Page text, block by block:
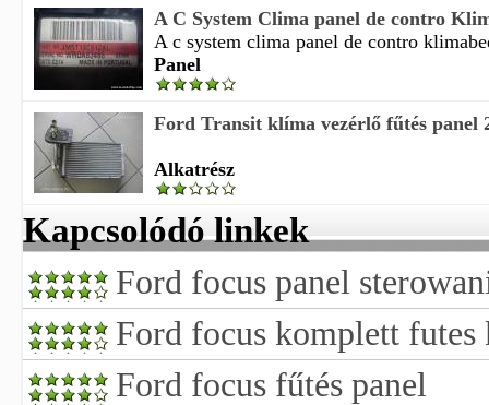
A C System Clima panel de contro
A c system clima panel de contro
Panel
Ford Transit klíma vezérlő fűtés panel
Alkatrész
Kapcsolódó linkek
Ford focus panel
Ford focus komplett futes
Ford focus fűtés panel